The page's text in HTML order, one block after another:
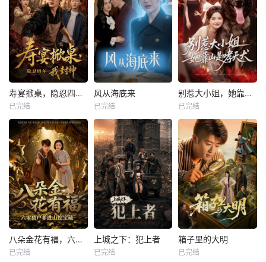
寿宴掀桌，隐忍四年我封神
已完结
风从海底来
已完结
别惹大小姐，她靠山是哮天犬
已完结
八朵金花有福，六零猎户爹进山挖宝藏
已完结
上城之下：犯上者
已完结
箱子里的大明
已完结